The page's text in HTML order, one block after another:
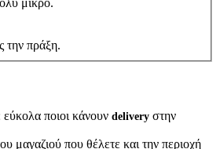
την πράξη.
ποιοι κάνουν delivery στην
μαγαζιού που θέλετε και την περιοχή